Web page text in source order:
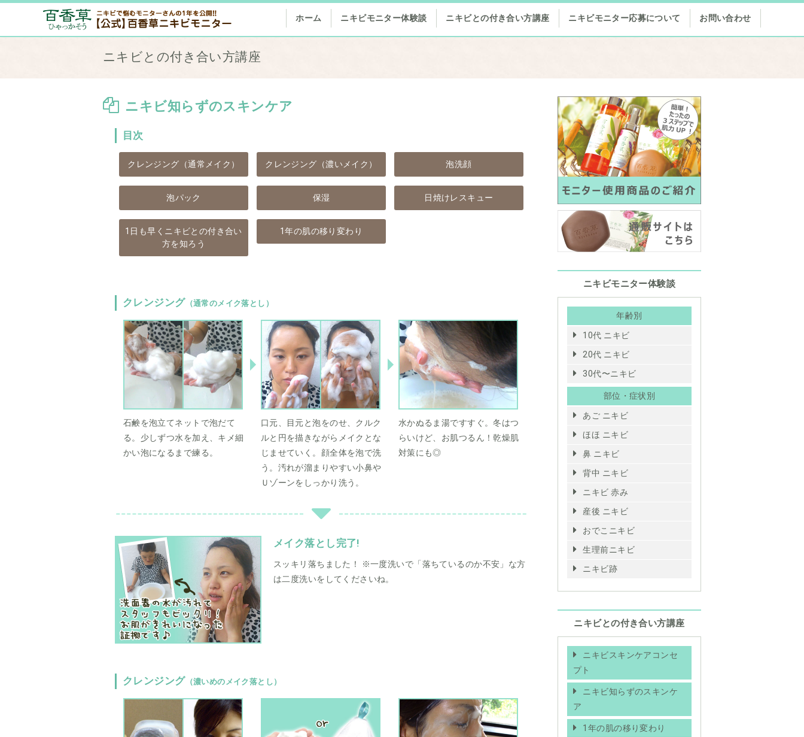
ホーム ニキビモニター体験談 ニキビとの付き合い方講座 ニキビモニター応募について お問い合わせ
ニキビとの付き合い方講座
ニキビ知らずのスキンケア
目次
クレンジング（通常メイク） クレンジング（濃いメイク） 泡洗顔
泡パック 保湿 日焼けレスキュー
1日も早くニキビとの付き合い
方を知ろう
1年の肌の移り変わり
クレンジング （通常のメイク落とし）
石鹸を泡立てネットで泡だて
る。少しずつ水を加え、キメ細
かい泡になるまで練る。
口元、目元と泡をのせ、クルク
ルと円を描きながらメイクとな
じませていく。顔全体を泡で洗
う。汚れが溜まりやすい小鼻や
Ｕゾーンをしっかり洗う。
水かぬるま湯ですすぐ。冬はつ
らいけど、お肌つるん！乾燥肌
対策にも◎
メイク落とし完了!
スッキリ落ちました！ ※一度洗いで「落ちているのか不安」な方
は二度洗いをしてくださいね。
クレンジング （濃いめのメイク落とし）
ニキビモニター体験談
年齢別
10代 ニキビ
20代 ニキビ
30代〜ニキビ
部位・症状別
あご ニキビ
ほほ ニキビ
鼻 ニキビ
背中 ニキビ
ニキビ 赤み
産後 ニキビ
おでこニキビ
生理前ニキビ
ニキビ跡
ニキビとの付き合い方講座
ニキビスキンケアコンセ
プト
ニキビ知らずのスキンケ
ア
1年の肌の移り変わり